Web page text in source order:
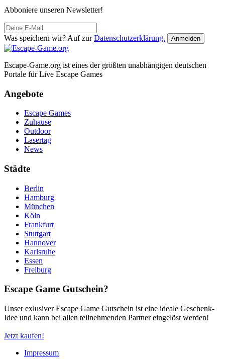
Abboniere unseren Newsletter!
Was speichern wir? Auf zurDatenschutzerklärung. Anmelden
Escape-Game.org ist eines der größten unabhängigen deutschen
Portale für Live Escape Games
Angebote
Escape Games
Zuhause
Outdoor
Lasertag
News
Städte
Berlin
Hamburg
München
Köln
Frankfurt
Stuttgart
Hannover
Karlsruhe
Essen
Freiburg
Escape Game Gutschein?
Unser exlusiver Escape Game Gutschein ist eine ideale Geschenk-
Idee und kann bei allen teilnehmenden Partner eingelöst werden!
Jetzt kaufen!
Impressum